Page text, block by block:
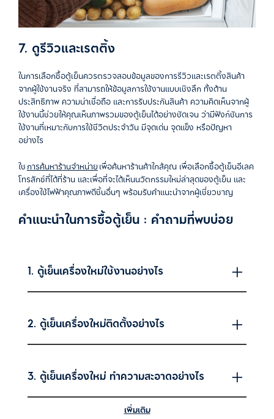
7. ดูรีวิวและเรตติ้ง
ในการเลือกซื้อตู้เย็นควรตรวจสอบข้อมูลของการรีวิวและเรตติ้งสินค้า
จากผู้ใช้งานจริง ที่สามารถให้ข้อมูลการใช้งานแบบเชิงลึก ทั้งด้าน
ประสิทธิภาพ ความน่าเชื่อถือ และการรับประกันสินค้า ความคิดเห็นจากผู้
ใช้งานนี้ช่วยให้คุณเห็นภาพรวมของตู้เย็นได้อย่างชัดเจน ว่ามีฟังก์ชันการ
ใช้งานที่เหมาะกับการใช้ชีวิตประจำวัน มีจุดเด่น จุดแข็ง หรือปัญหา
อย่างไร
ใชการค้นหาร้านจำหน่ายเพื่อค้นหาร้านค้าใกล้คุณ เพื่อเลือกซื้อตู้เย็นอีเลค
โทรลักซ์ที่ได้ที่ร้าน และเพื่อที่จะได้เห็นนวัตกรรมใหม่ล่าสุดของตู้เย็น และ
เครื่องใช้ไฟฟ้าคุณภาพดีชิ้นอื่นๆ พร้อมรับคำแนะนำจากผู้เชี่ยวชาญ
คำแนะนำในการซื้อตู้เย็น : คำถามที่พบบ่อย
1. ตู้เย็นเครื่องใหม่ใช้งานอย่างไร
2. ตู้เย็นเครื่องใหม่ติดตั้งอย่างไร
3. ตู้เย็นเครื่องใหม่ ทำความสะอาดอย่างไร
เพิ่มเติม